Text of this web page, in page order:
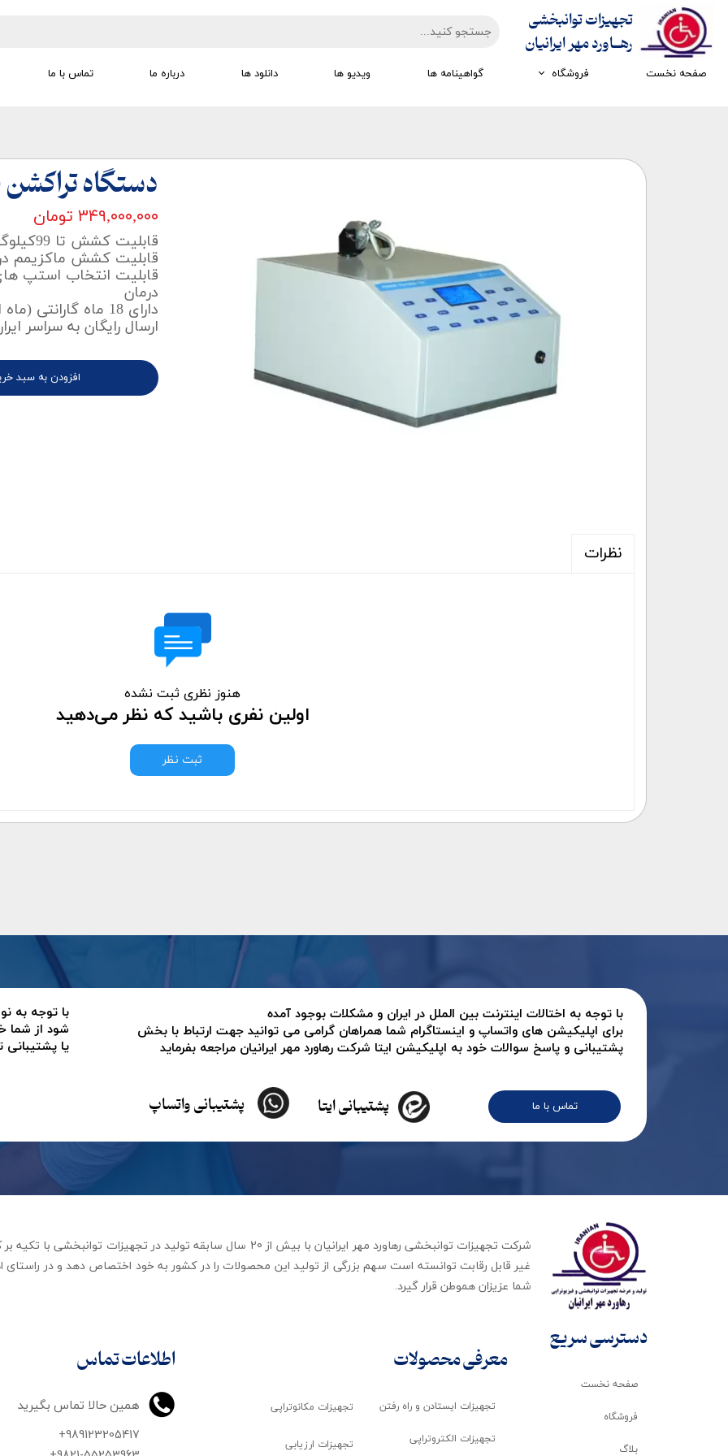
تجهیزات توانبخشی
​​​​​​​رهــاورد مهر ایرانیان
صفحه نخست فروشگاه
تجهیزات کار درمانی
تجهیزات مکانوتراپی تجهیزات الکترو تراپی
گواهینامه ها ویدیو ها دانلود ها درباره ما تماس با ما
دستگاه تراکشن
۳۴۹,۰۰۰,۰۰۰ تومان
قابلیت کشش تا 99کیلوگرم
قابلیت کشش ماکزیمم
قابلیت انتخاب استپ
درمان
دارای 18 ماه گارانتی (ماه اول تعویض)
ارسال رایگان به سراسر
افزودن به سبد
نظرات
هنوز نظری ثبت نشده
اولین نفری باشید که نظر می‌دهید
ثبت نظر
تماس با ما
با توجه به اختالات اینترنت بین الملل در ایران و مشکلات بوجود آمده
برای اپلیکیشن های واتساپ و اینستاگرام شما همراهان گرامی می توانید جهت ارتباط با بخش
پشتیبانی و پاسخ سوالات خود به اپلیکیشن ایتا شرکت رهاورد مهر ایرانیان مراجعه بفرماید
پشتیبانی ایتا پشتیبانی واتساپ
با توجه به
شود از شما
یا
اطلاعات تماس
همین حالا تماس بگیرید
+989123205417
شرکت تجهیزات توانبخشی رهاورد مهر ایرانیان با بیش از 20 سال سابقه
غیر قابل رقابت توانسته است سهم بزرگی از تولید این محصولات را در کشور به خود اختصاص دهد و در راستای
شما عزیزان هموطن قرار گیرد​​​​​​​.
تجهیزات ایستادن و راه رفتن
تجهیزات الکتروتراپی
صفحه نخست
فروشگاه
بلاگ
تجهیزات مکانوتراپی
تجهیزات ارزیابی
دسترسی سریع
معرفی محصولات